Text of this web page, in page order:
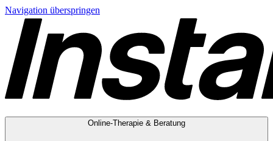
Navigation überspringen
Online-Therapie & Beratung